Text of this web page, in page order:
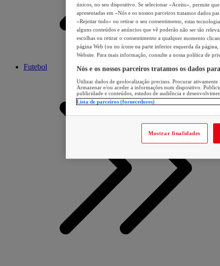
Futebol
únicos, no seu dispositivo. Se selecionar «Aceito», permite
apresentadas em «Nós e os nossos parceiros tratamos dados
«Rejeitar tudo» ou retirar o seu consentimento, estas
alguns conteúdos e anúncios que vê poderão não ser tão
escolhas ou retirar o consentimento a qualquer momento
página Web (ou no ícone na parte inferior esquerda da página,
Website. Para mais informação, consulte a nossa política de
Nós e os nossos parceiros tratamos os dados
Utilizar dados de geolocalização precisos. Procurar
Armazenar e/ou aceder a informações num dispositivo.
publicidade e conteúdos, estudos de audiência e
Lista de parceiros (fornecedores)
Mostrar finalidades